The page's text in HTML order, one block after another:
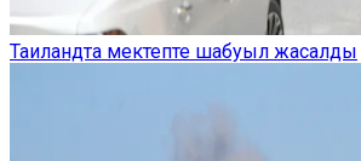
Таиландта мектепте шабуыл жасалды